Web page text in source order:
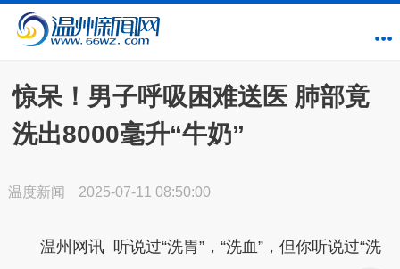
惊呆！男子呼吸困难送医 肺部竟
洗出8000毫升“牛奶”
温度新闻 2025-07-11 08:50:00
温州网讯 听说过“洗胃”，“洗血”，但你听说过“洗